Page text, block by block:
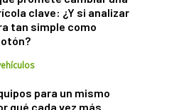
clave: ¿Y si analizar
tan simple como
para un mismo
qué cada vez más